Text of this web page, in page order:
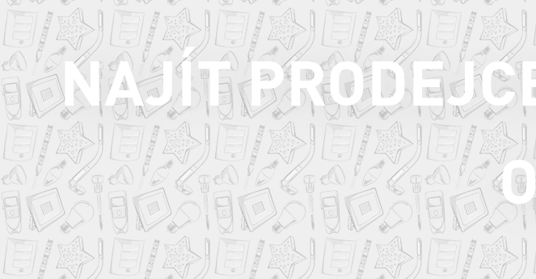
NAJÍT